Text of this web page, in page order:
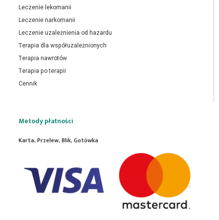
Leczenie lekomanii
Leczenie narkomanii
Leczenie uzależnienia od hazardu
Terapia dla współuzależnionych
Terapia nawrotów
Terapia po terapii
Cennik
Metody płatności
Karta, Przelew, Blik, Gotówka